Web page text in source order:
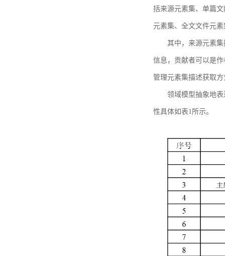
括来源元素集、单篇
元素集、全文文件元
其中，来源元素
信息，贡献者可以是
管理元素集描述获取
领域模型抽象地
性具体如表1所示。